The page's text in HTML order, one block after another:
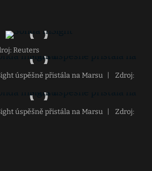
Reuters
úspěšně přistála na Marsu
Zdroj:
úspěšně přistála na Marsu
Zdroj: